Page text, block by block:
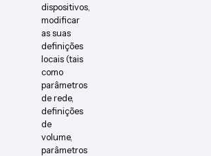
dispositivos,
modificar
as suas
definições
locais (tais
como
parâmetros
de rede,
definições
de
volume,
parâmetros